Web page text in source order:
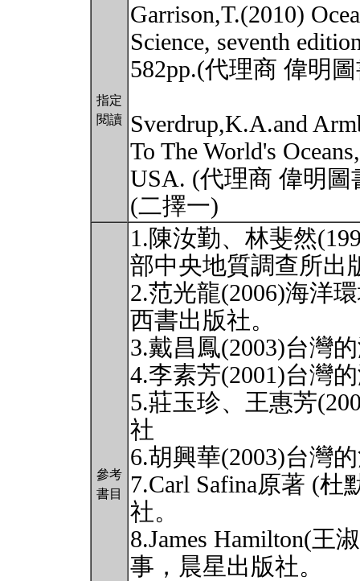
指定
閱讀
Garrison,T.(2010)
Science, seventh
582pp.(代理商 偉明
Sverdrup,K.A.and
To The World's
USA. (代理商 偉明圖
(二擇一)
參考
書目
1.陳汝勤、林斐然
部中央地質調查所出
2.范光龍(2006)海洋
西書出版社。
3.戴昌鳳(2003)台灣
4.李素芳(2001)台灣
5.莊玉珍、王惠芳
社
6.胡興華(2003)台灣
7.Carl Safina原著 (
社。
8.James Hamilton(王
事，晨星出版社。